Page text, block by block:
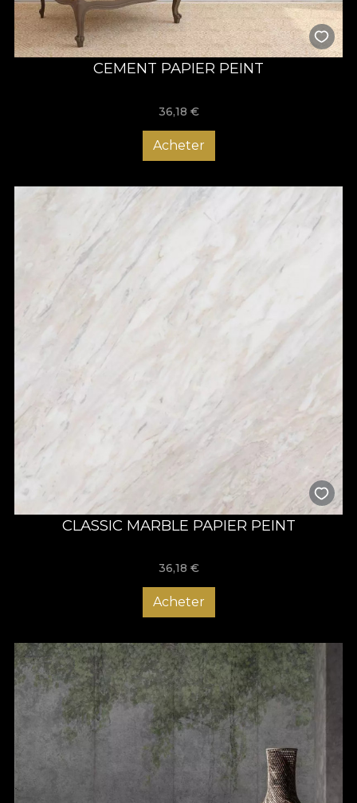
CEMENT PAPIER PEINT
36,18 €
Acheter
CLASSIC MARBLE PAPIER PEINT
36,18 €
Acheter